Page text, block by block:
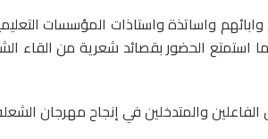
واساتذة واستاذات المؤسسات
الحضور بقصائد شعرية من القاء
الفاعلين والمتدخلين في إنجاح مهرجان